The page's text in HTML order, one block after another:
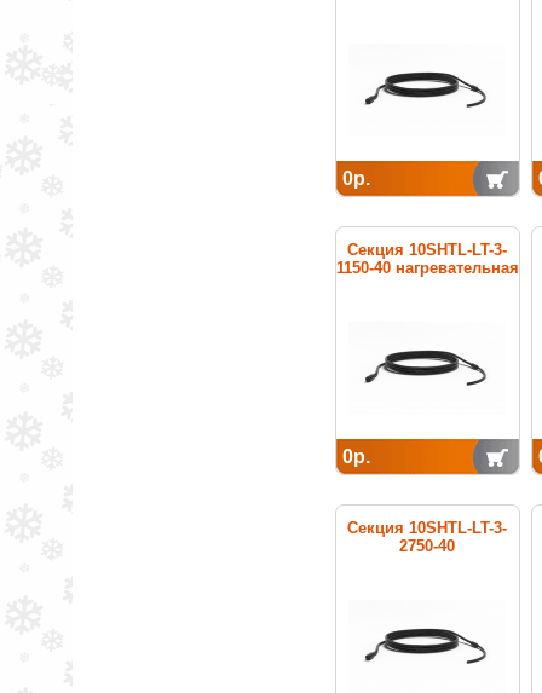
0р.
Секция 10SHTL-LT-3-
1150-40 нагревательная
0р.
Секция 10SHTL-LT-3-
2750-40